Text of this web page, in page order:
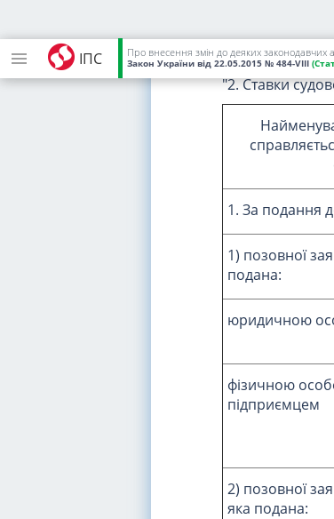
ІПС Про внесення змін до деяких законодавчих
Закон України від 22.05.2015 № 484-VIII
частину другу
"2. Ставки
1. За подання
1) позовної
подана:
юридичною
фізичною
підприємцем
2) позовної
яка подана: